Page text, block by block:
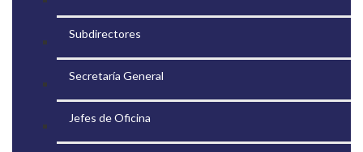
Subdirectores
Secretaría General
Jefes de Oficina